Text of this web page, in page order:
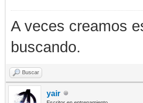
A veces creamos
buscando.
Buscar
yair